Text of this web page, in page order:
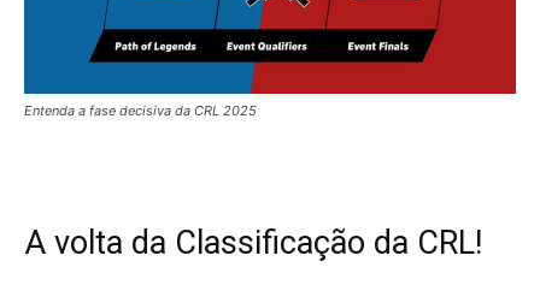
Entenda a fase decisiva da CRL 2025
A volta da Classificação da CRL!